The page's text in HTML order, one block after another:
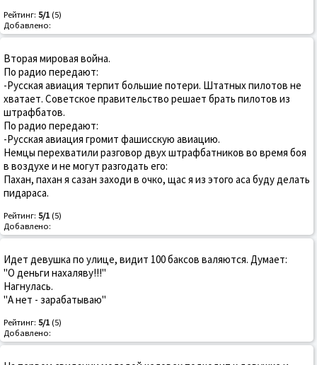
Рейтинг: 5/1 (5)
Добавлено:
Вторая мировая война.
По радио передают:
-Русская авиация терпит большие потери. Штатных пилотов не
хватает. Советское правительство решает брать пилотов из
штрафбатов.
По радио передают:
-Русская авиация громит фашисскую авиацию.
Немцы перехватили разговор двух штрафбатников во время боя
в воздухе и не могут разгодать его:
Пахан, пахан я сазан заходи в очко, щас я из этого аса буду делать
пидараса.
Рейтинг: 5/1 (5)
Добавлено:
Идет девушка по улице, видит 100 баксов валяются. Думает:
"О деньги нахаляву!!!"
Нагнулась.
"А нет - зарабатываю"
Рейтинг: 5/1 (5)
Добавлено: